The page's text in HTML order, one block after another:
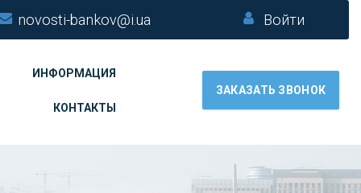
novosti-bankov@i.ua Войти
ИНФОРМАЦИЯ
КОНТАКТЫ
ЗАКАЗАТЬ ЗВОНОК